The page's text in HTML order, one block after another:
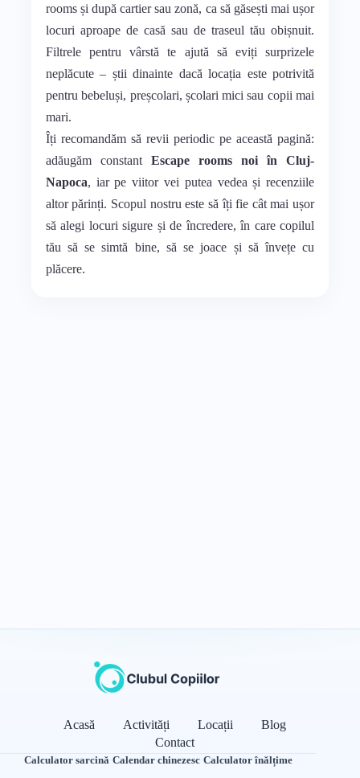
rooms și după cartier sau zonă, ca să găsești mai ușor
locuri aproape de casă sau de traseul tău obișnuit.
Filtrele pentru vârstă te ajută să eviți surprizele
neplăcute – știi dinainte dacă locația este potrivită
pentru bebeluși, preșcolari, școlari mici sau copii mai
mari.
Îți recomandăm să revii periodic pe această pagină:
adăugăm constant Escape rooms noi în Cluj-
Napoca, iar pe viitor vei putea vedea și recenziile
altor părinți. Scopul nostru este să îți fie cât mai ușor
să alegi locuri sigure și de încredere, în care copilul
tău să se simtă bine, să se joace și să învețe cu
plăcere.
Acasă Activități Locații
Blog
Contact
Calculator sarcină·Calendar chinezesc·Calculator înălțime